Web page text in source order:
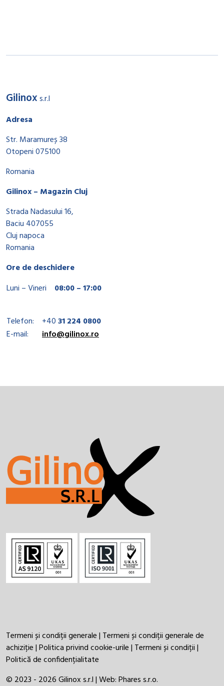
Gilinoxs.r.l
Adresa
Str. Maramureș 38
Otopeni 075100
Romania
Gilinox – Magazin Cluj
Strada Nadasului 16,
Baciu 407055
Cluj napoca
Romania
Ore de deschidere
Luni – Vineri
08:00 – 17:00
Telefon: +4031 224 0800
E-mail:
info@gilinox.ro
Termeni și condiții generale| Termeni și condiții generale de
achiziție|Politica privind cookie-urile| Termeni și condiții|
Politică de confidențialitate
© 2023 - 2026 Gilinox s.r.l | Web:Phares s.r.o.